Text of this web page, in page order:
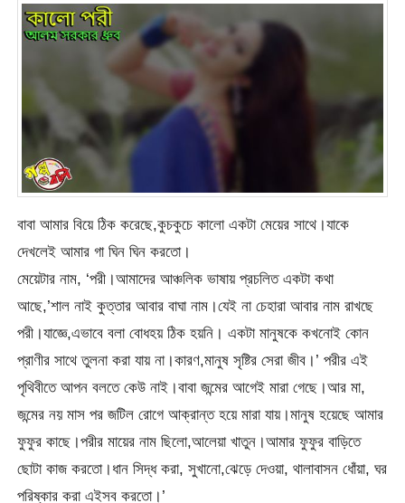
বাবা আমার বিয়ে ঠিক করেছে,কুচকুচে কালো একটা মেয়ের সাথে।যাকে
দেখলেই আমার গা ঘিন ঘিন করতো।
মেয়েটার নাম, ‘পরী।আমাদের আঞ্চলিক ভাষায় প্রচলিত একটা কথা
আছে,’শাল নাই কুত্তার আবার বাঘা নাম।যেই না চেহারা আবার নাম রাখছে
পরী।যাজ্ঞে,এভাবে বলা বোধহয় ঠিক হয়নি। একটা মানুষকে কখনোই কোন
প্রাণীর সাথে তুলনা করা যায় না।কারণ,মানুষ সৃষ্টির সেরা জীব।’ পরীর এই
পৃথিবীতে আপন বলতে কেউ নাই।বাবা জন্মের আগেই মারা গেছে।আর মা,
জন্মের নয় মাস পর জটিল রোগে আক্রান্ত হয়ে মারা যায়।মানুষ হয়েছে আমার
ফুফুর কাছে।পরীর মায়ের নাম ছিলো,আলেয়া খাতুন।আমার ফুফুর বাড়িতে
ছোটা কাজ করতো।ধান সিদ্ধ করা, সুখানো,ঝেড়ে দেওয়া, থালাবাসন ধোঁয়া, ঘর
পরিষ্কার করা এইসব করতো।’